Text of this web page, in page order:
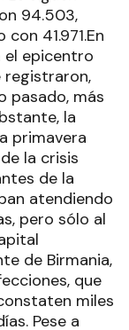
94.503,
41.971.En
el epicentro
registraron,
pasado, más
la
primavera
la crisis
de la
atendiendo
pero sólo al
de Birmania,
que
miles
Pese a